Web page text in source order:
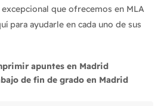
que ofrecemos en MLA
para ayudarle en cada uno de sus
apuntes en Madrid
de fin de grado en Madrid